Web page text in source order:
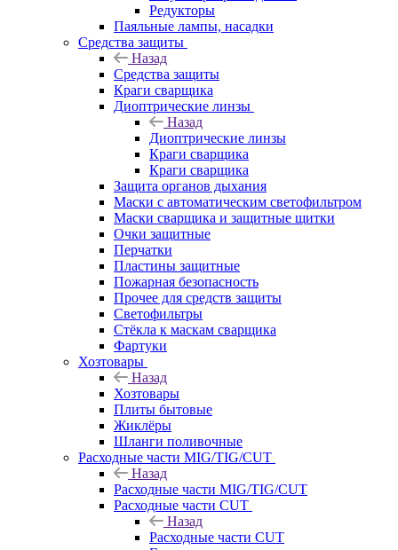
Редукторы
Паяльные лампы, насадки
Средства защиты
Назад
Средства защиты
Краги сварщика
Диоптрические линзы
Назад
Диоптрические линзы
Краги сварщика
Краги сварщика
Защита органов дыхания
Маски с автоматическим светофильтром
Маски сварщика и защитные щитки
Очки защитные
Перчатки
Пластины защитные
Пожарная безопасность
Прочее для средств защиты
Светофильтры
Стёкла к маскам сварщика
Фартуки
Хозтовары
Назад
Хозтовары
Плиты бытовые
Жиклёры
Шланги поливочные
Расходные части MIG/TIG/CUT
Назад
Расходные части MIG/TIG/CUT
Расходные части CUT
Назад
Расходные части CUT